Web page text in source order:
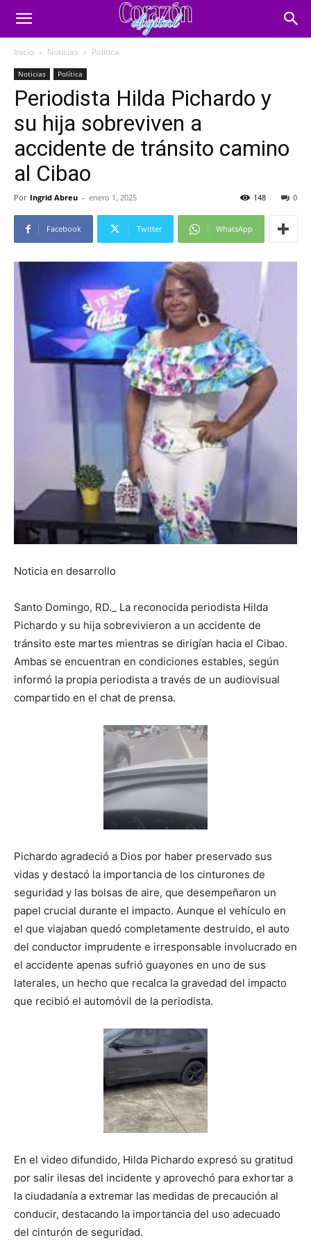
Inicio Noticias Política
Noticias Política
Periodista Hilda Pichardo y
su hija sobreviven a
accidente de tránsito camino
al Cibao
Por Ingrid Abreu - enero 1, 2025 0
148
Facebook Twitter WhatsApp
Noticia en desarrollo
Santo Domingo, RD._ La reconocida periodista Hilda
Pichardo y su hija sobrevivieron a un accidente de
tránsito este martes mientras se dirigían hacia el Cibao.
Ambas se encuentran en condiciones estables, según
informó la propia periodista a través de un audiovisual
compartido en el chat de prensa.
Pichardo agradeció a Dios por haber preservado sus
vidas y destacó la importancia de los cinturones de
seguridad y las bolsas de aire, que desempeñaron un
papel crucial durante el impacto. Aunque el vehículo en
el que viajaban quedó completamente destruido, el auto
del conductor imprudente e irresponsable involucrado en
el accidente apenas sufrió guayones en uno de sus
laterales, un hecho que recalca la gravedad del impacto
que recibió el automóvil de la periodista.
En el video difundido, Hilda Pichardo expresó su gratitud
por salir ilesas del incidente y aprovechó para exhortar a
la ciudadanía a extremar las medidas de precaución al
conducir, destacando la importancia del uso adecuado
del cinturón de seguridad.